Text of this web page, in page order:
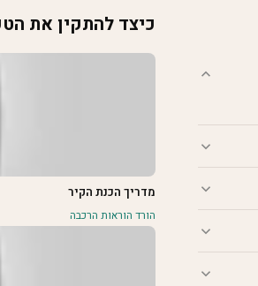
כיצד להתקין את
מדריך הכנת הקיר
הורד הוראות הרכבה